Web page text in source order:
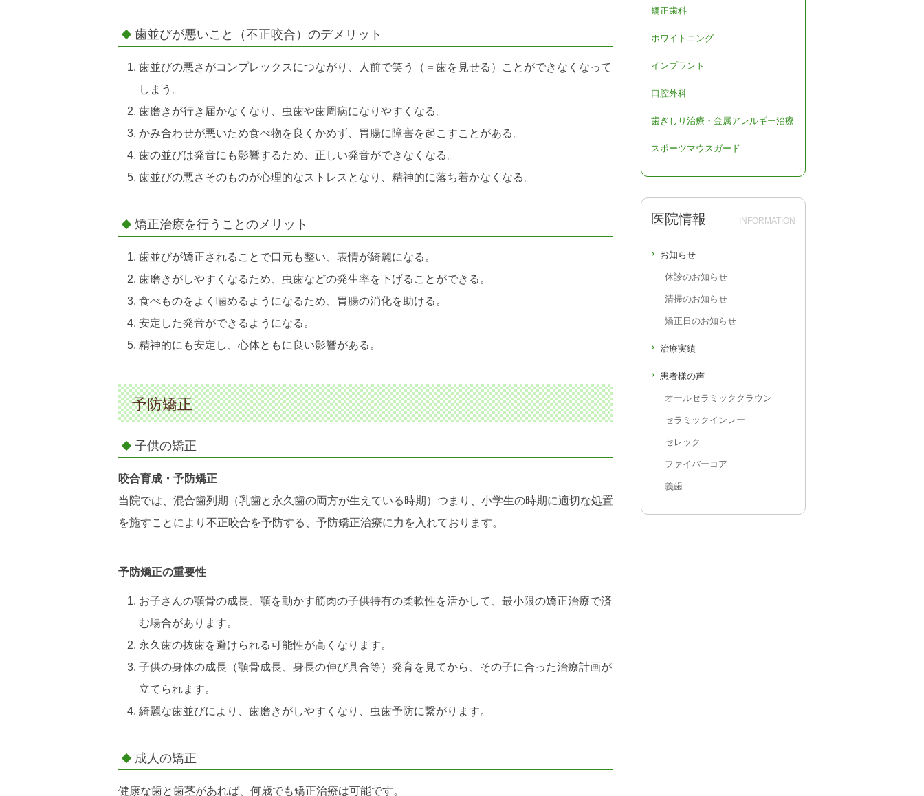
歯並びが悪いこと（不正咬合）のデメリット
歯並びの悪さがコンプレックスにつながり、人前で笑う（＝歯を見せる）ことができなくなって
しまう。
歯磨きが行き届かなくなり、虫歯や歯周病になりやすくなる。
かみ合わせが悪いため食べ物を良くかめず、胃腸に障害を起こすことがある。
歯の並びは発音にも影響するため、正しい発音ができなくなる。
歯並びの悪さそのものが心理的なストレスとなり、精神的に落ち着かなくなる。
矯正治療を行うことのメリット
歯並びが矯正されることで口元も整い、表情が綺麗になる。
歯磨きがしやすくなるため、虫歯などの発生率を下げることができる。
食べものをよく噛めるようになるため、胃腸の消化を助ける。
安定した発音ができるようになる。
精神的にも安定し、心体ともに良い影響がある。
予防矯正
子供の矯正
咬合育成・予防矯正
当院では、混合歯列期（乳歯と永久歯の両方が生えている時期）つまり、小学生の時期に適切な処置
を施すことにより不正咬合を予防する、予防矯正治療に力を入れております。
予防矯正の重要性
お子さんの顎骨の成長、顎を動かす筋肉の子供特有の柔軟性を活かして、最小限の矯正治療で済
む場合があります。
永久歯の抜歯を避けられる可能性が高くなります。
子供の身体の成長（顎骨成長、身長の伸び具合等）発育を見てから、その子に合った治療計画が
立てられます。
綺麗な歯並びにより、歯磨きがしやすくなり、虫歯予防に繋がります。
成人の矯正
健康な歯と歯茎があれば、何歳でも矯正治療は可能です。
矯正歯科
ホワイトニング
インプラント
口腔外科
歯ぎしり治療・金属アレルギー治療
スポーツマウスガード
医院情報 INFORMATION
お知らせ
休診のお知らせ
清掃のお知らせ
矯正日のお知らせ
治療実績
患者様の声
オールセラミッククラウン
セラミックインレー
セレック
ファイバーコア
義歯